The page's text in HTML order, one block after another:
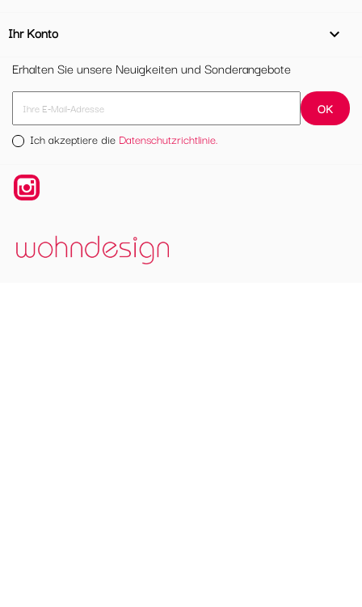
Ihr Konto

Erhalten Sie unsere Neuigkeiten und Sonderangebote
Ich akzeptiere die Datenschutzrichtlinie.